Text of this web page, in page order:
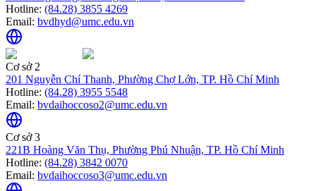
Hotline: (84.28) 3855 4269
Email: bvdhyd@umc.edu.vn
Cơ sở 2
201 Nguyễn Chí Thanh, Phường Chợ Lớn, TP. Hồ Chí Minh
Hotline: (84.28) 3955 5548
Email: bvdaihoccoso2@umc.edu.vn
Cơ sở 3
221B Hoàng Văn Thụ, Phường Phú Nhuận, TP. Hồ Chí Minh
Hotline: (84.28) 3842 0070
Email: bvdaihoccoso3@umc.edu.vn